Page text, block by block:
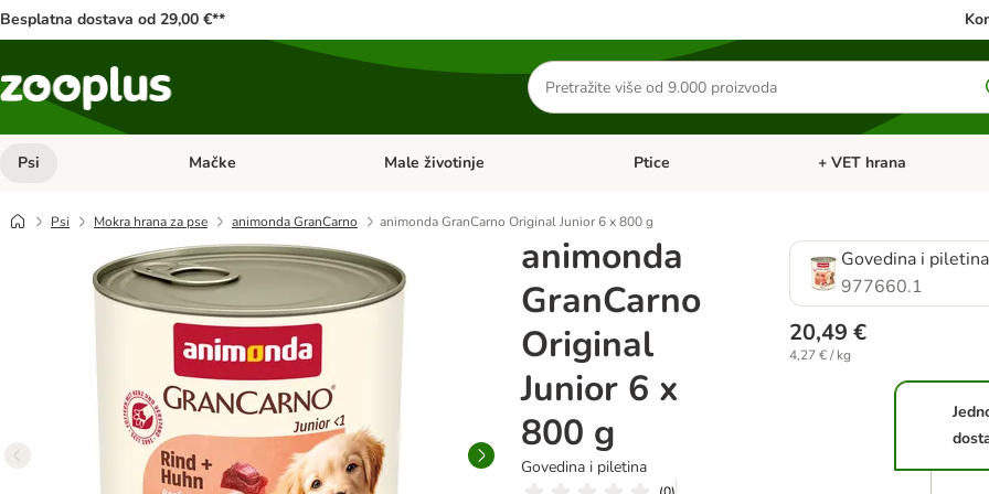
Besplatna dostava od 29,00 €**
Traži
proizvode
Psi Pregled kategorija: Psi
Mačke Pregled kategorija: Mačke
Male životinje Pregled kategorija: Male životinje
Ptice Pregled kategorija: Ptice
+ VET hrana
Psi Mokra hrana za pse animonda GranCarno animonda GranCarno Original Junior 6 x 800 g
animonda
GranCarno
Original
Junior 6 x
800 g
Govedina i piletina
Govedina i piletina
977660.1
20,49 €
4,27 € / kg